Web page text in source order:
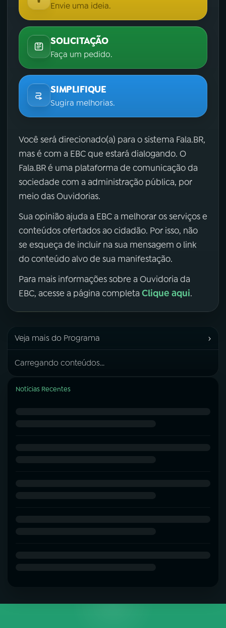
Envie uma ideia.
SOLICITAÇÃO
Faça um pedido.
SIMPLIFIQUE
Sugira melhorias.
Você será direcionado(a) para o sistema Fala.BR,
mas é com a EBC que estará dialogando. O
Fala.BR é uma plataforma de comunicação da
sociedade com a administração pública, por
meio das Ouvidorias.
Sua opinião ajuda a EBC a melhorar os serviços e
conteúdos ofertados ao cidadão. Por isso, não
se esqueça de incluir na sua mensagem o link
do conteúdo alvo de sua manifestação.
Para mais informações sobre a Ouvidoria da
EBC, acesse a página completa Clique aqui.
Veja mais do Programa ›
Carregando conteúdos...
Notícias Recentes